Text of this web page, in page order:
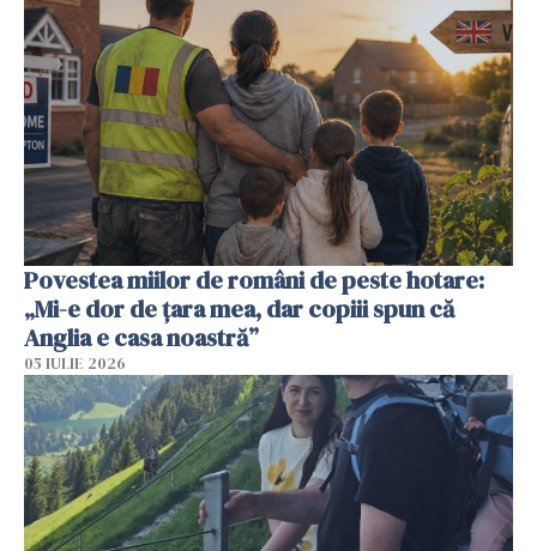
Povestea miilor de români de peste hotare:
„Mi-e dor de țara mea, dar copiii spun că
Anglia e casa noastră”
05 IULIE 2026